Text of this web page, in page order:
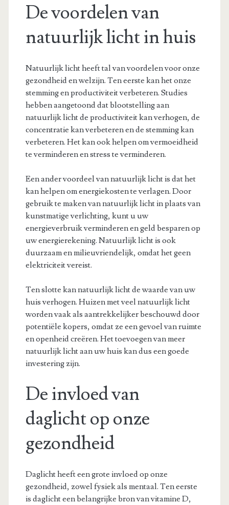
De voordelen van
natuurlijk licht in huis
Natuurlijk licht heeft tal van voordelen voor onze
gezondheid en welzijn. Ten eerste kan het onze
stemming en productiviteit verbeteren. Studies
hebben aangetoond dat blootstelling aan
natuurlijk licht de productiviteit kan verhogen, de
concentratie kan verbeteren en de stemming kan
verbeteren. Het kan ook helpen om vermoeidheid
te verminderen en stress te verminderen.
Een ander voordeel van natuurlijk licht is dat het
kan helpen om energiekosten te verlagen. Door
gebruik te maken van natuurlijk licht in plaats van
kunstmatige verlichting, kunt u uw
energieverbruik verminderen en geld besparen op
uw energierekening. Natuurlijk licht is ook
duurzaam en milieuvriendelijk, omdat het geen
elektriciteit vereist.
Ten slotte kan natuurlijk licht de waarde van uw
huis verhogen. Huizen met veel natuurlijk licht
worden vaak als aantrekkelijker beschouwd door
potentiële kopers, omdat ze een gevoel van ruimte
en openheid creëren. Het toevoegen van meer
natuurlijk licht aan uw huis kan dus een goede
investering zijn.
De invloed van
daglicht op onze
gezondheid
Daglicht heeft een grote invloed op onze
gezondheid, zowel fysiek als mentaal. Ten eerste
is daglicht een belangrijke bron van vitamine D,